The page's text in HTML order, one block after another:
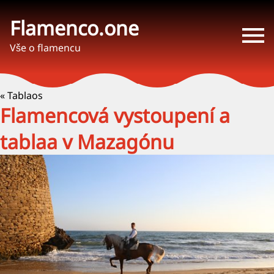
Flamenco.one
Vše o flamencu
« Tablaos
Flamencová vystoupení a
tablaa v Mazagónu